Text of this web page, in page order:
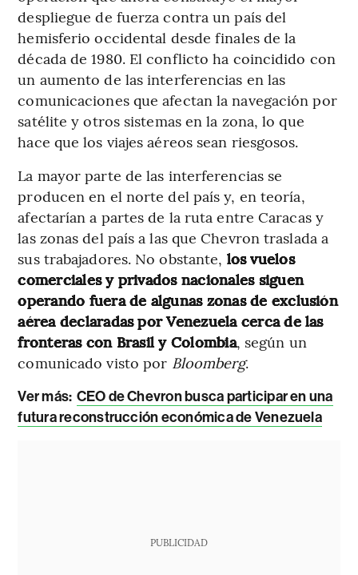
despliegue de fuerza contra un país del
hemisferio occidental desde finales de la
década de 1980. El conflicto ha coincidido con
un aumento de las interferencias en las
comunicaciones que afectan la navegación por
satélite y otros sistemas en la zona, lo que
hace que los viajes aéreos sean riesgosos.
La mayor parte de las interferencias se
producen en el norte del país y, en teoría,
afectarían a partes de la ruta entre Caracas y
las zonas del país a las que Chevron traslada a
sus trabajadores. No obstante, los vuelos
comerciales y privados nacionales siguen
operando fuera de algunas zonas de exclusión
aérea declaradas por Venezuela cerca de las
fronteras con Brasil y Colombia, según un
comunicado visto por Bloomberg.
Ver más: CEO de Chevron busca participar en una
futura reconstrucción económica de Venezuela
PUBLICIDAD